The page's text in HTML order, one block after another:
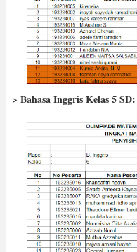
> Bahasa Inggris Kelas 5 SD: